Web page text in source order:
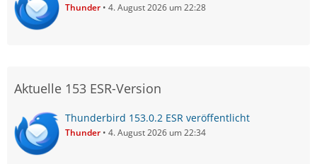
Thunder 4. August 2026 um 22:28
Aktuelle 153 ESR-Version
Thunderbird 153.0.2 ESR veröffentlicht
Thunder 4. August 2026 um 22:34